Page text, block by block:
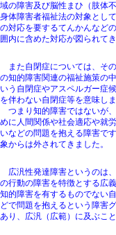
域の障害及び脳性まひ（肢体
身体障害者福祉法の対象とし
の対応を要するてんかんなど
囲内に含めた対応が図られてき
また自閉症については、そ
の知的障害関連の福祉施策の
いう自閉症やアスペルガー症
を伴わない自閉症等を意味しま
つまり知的障害ではないが
めに人間関係や社会適応や就
いなどの問題を抱える障害で
象からは外されてきました。
広汎性発達障害というのは
の行動の障害を特徴とする広
知的障害を有するものでない
どで問題を抱えるという障害
あり、広汎（広範）に及ぶこ